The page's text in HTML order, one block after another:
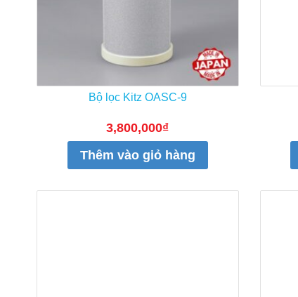
Bộ lọc Kitz OASC-9
3,800,000₫
Thêm vào giỏ hàng